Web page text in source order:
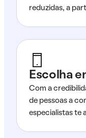
reduzidas, a
Escolha
Com a
de pessoas a
especialistas te